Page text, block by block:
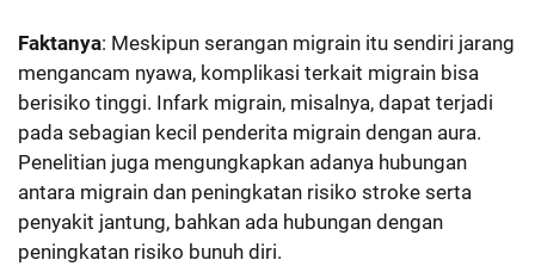
Faktanya: Meskipun serangan migrain itu sendiri jarang
mengancam nyawa, komplikasi terkait migrain bisa
berisiko tinggi. Infark migrain, misalnya, dapat terjadi
pada sebagian kecil penderita migrain dengan aura.
Penelitian juga mengungkapkan adanya hubungan
antara migrain dan peningkatan risiko stroke serta
penyakit jantung, bahkan ada hubungan dengan
peningkatan risiko bunuh diri.